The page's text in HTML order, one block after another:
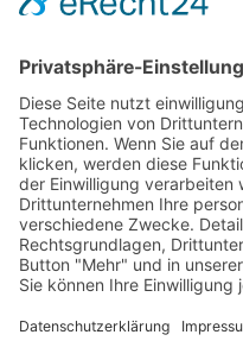
Datenschutz
Kontakt & Anfahrt